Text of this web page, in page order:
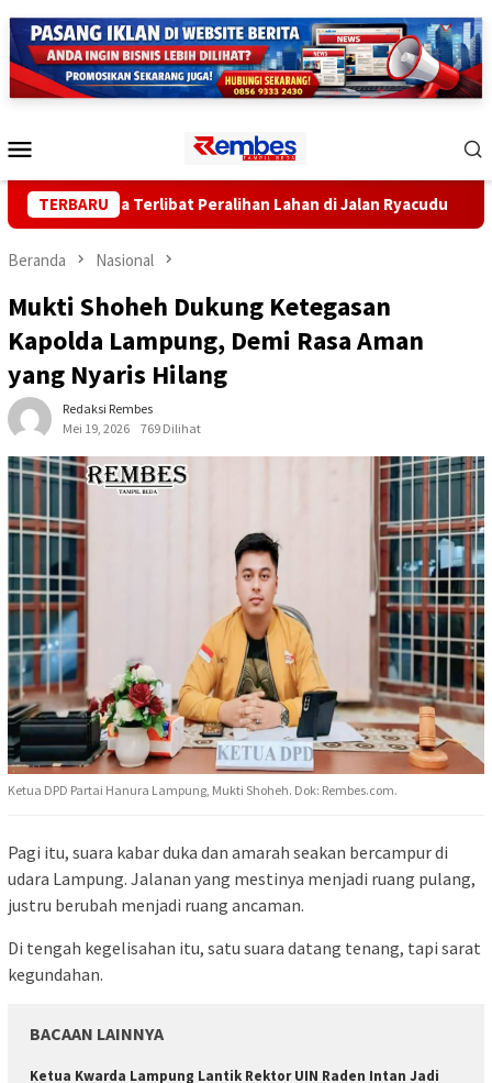
ke
konten
Mobile
TERBARU
Sekda Terlibat Peralihan Lahan di Jalan Ryacudu
Beranda Nasional
Mukti Shoheh Dukung Ketegasan
Kapolda Lampung, Demi Rasa Aman
yang Nyaris Hilang
Redaksi Rembes
Mei 19, 2026
769 Dilihat
Ketua DPD Partai Hanura Lampung, Mukti Shoheh. Dok: Rembes.com.
Pagi itu, suara kabar duka dan amarah seakan bercampur di
udara Lampung. Jalanan yang mestinya menjadi ruang pulang,
justru berubah menjadi ruang ancaman.
Di tengah kegelisahan itu, satu suara datang tenang, tapi sarat
kegundahan.
BACAAN LAINNYA
Ketua Kwarda Lampung Lantik Rektor UIN Raden Intan Jadi